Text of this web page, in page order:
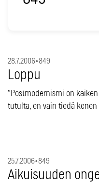
28.7.2006•849
Loppu
”Postmodernismi on
tutulta, en vain tiedä
25.7.2006•849
Aikuisuuden